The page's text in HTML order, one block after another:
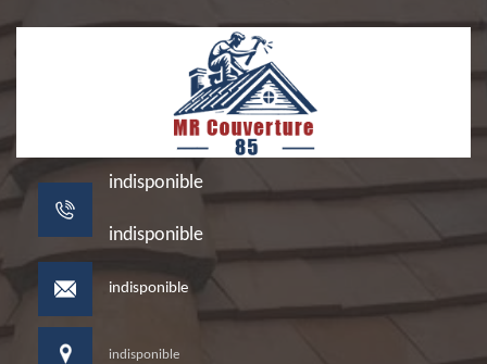
indisponible
indisponible
indisponible
indisponible